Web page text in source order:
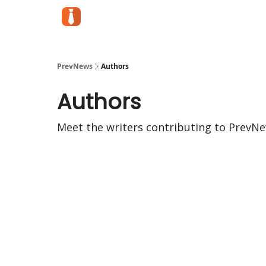
PrevNews Authors
Authors
Meet the writers contributing to